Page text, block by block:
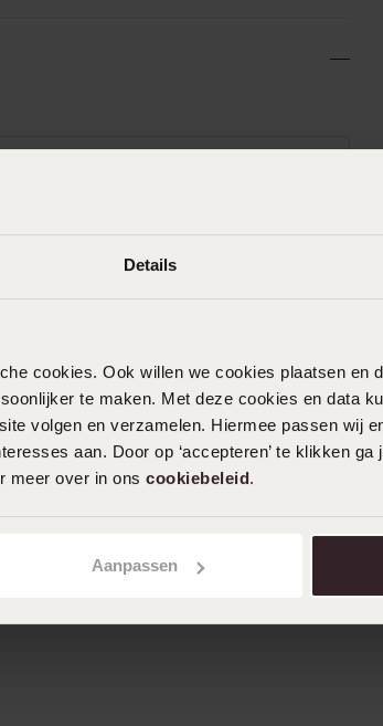
Details
cookies. Ook willen we cookies plaatsen en
te maken. Met deze cookies en data
volgen en verzamelen. Hiermee passen wij
aan. Door op ‘accepteren’ te klikken
meer over in ons cookiebeleid.
Aanpassen
mooie
- Jessica S.
Toon meer